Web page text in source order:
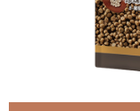
https://aftee.tw/terms/
３．未成年的使用者請
「AFTEE先享後付」，
４．使用「AFTEE先享
時審查核予不同之上限
請求用戶進行身份認證。